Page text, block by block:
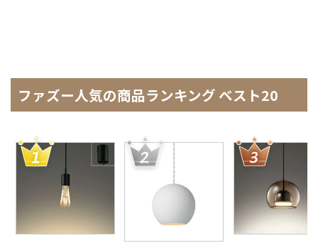
ファズー人気の商品ランキング ベスト20